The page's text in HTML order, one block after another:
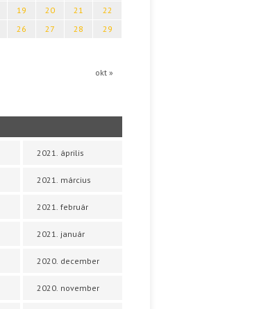
okt »
19 20 21
22
26 27 28
29
2021. április
2021. március
2021. február
2021. január
2020. december
2020. november